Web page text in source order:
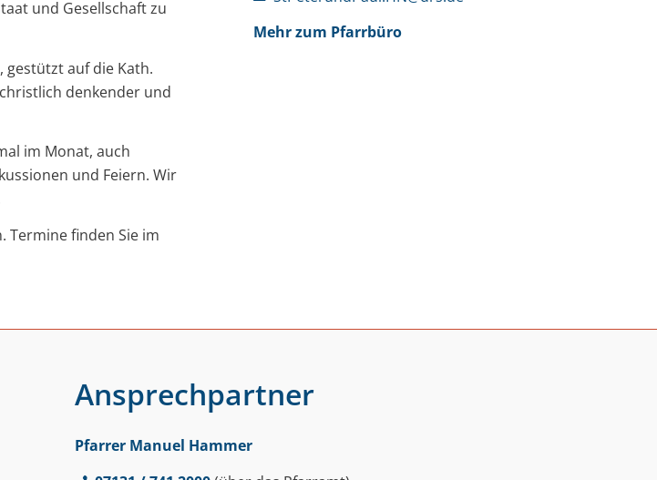
und Gesellschaft zu
gestützt auf die Kath.
denkender und
im Monat, auch
und Feiern. Wir
Termine finden Sie im
Mehr zum Pfarrbüro
Ansprechpartner
Pfarrer Manuel Hammer